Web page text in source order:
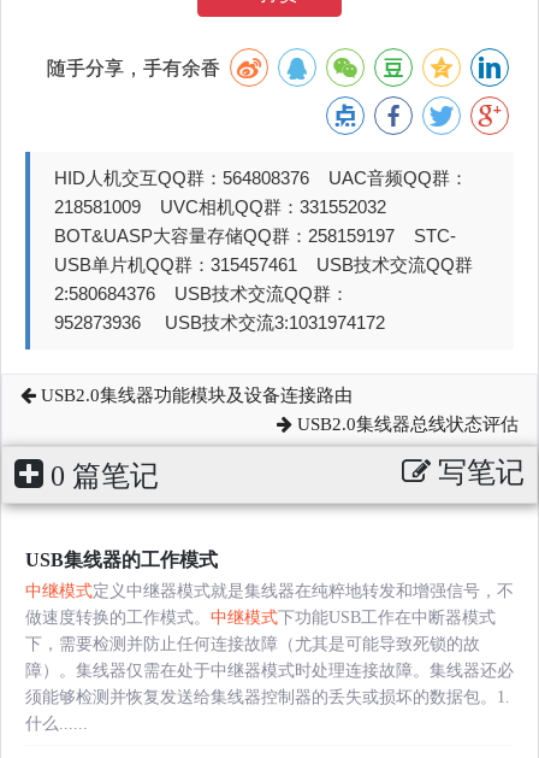
随手分享，手有余香
HID人机交互QQ群：564808376 UAC音频QQ群：
218581009 UVC相机QQ群：331552032
BOT&UASP大容量存储QQ群：258159197 STC-
USB单片机QQ群：315457461 USB技术交流QQ群
2:580684376 USB技术交流QQ群：
952873936 USB技术交流3:1031974172
USB2.0集线器功能模块及设备连接路由
USB2.0集线器总线状态评估
0 篇笔记 写笔记
USB集线器的工作模式
中继模式定义中继器模式就是集线器在纯粹地转发和增强信号，不
做速度转换的工作模式。 中继模式下功能USB工作在中断器模式
下，需要检测并防止任何连接故障（尤其是可能导致死锁的故
障）。集线器仅需在处于中继器模式时处理连接故障。集线器还必
须能够检测并恢复发送给集线器控制器的丢失或损坏的数据包。1.
什么......